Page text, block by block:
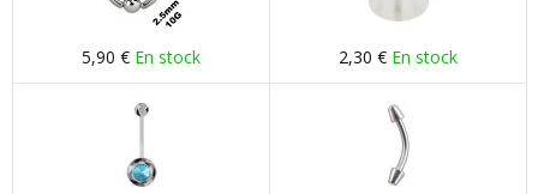
5,90 € En stock 2,30 € En stock